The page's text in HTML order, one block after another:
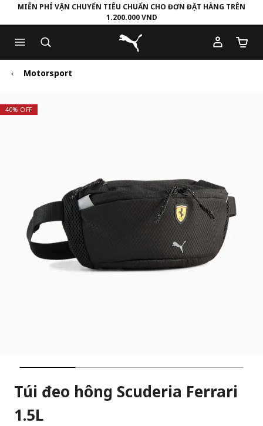
to
Main
content
to
Footer
Content
MIỄN PHÍ VẬN CHUYỂN TIÊU CHUẨN CHO ĐƠN ĐẶT HÀNG TRÊN
1.200.000 VND
Puma Trang chủ
Số
Motorsport
40% OFF
Túi đeo hông Scuderia Ferrari
1.5L